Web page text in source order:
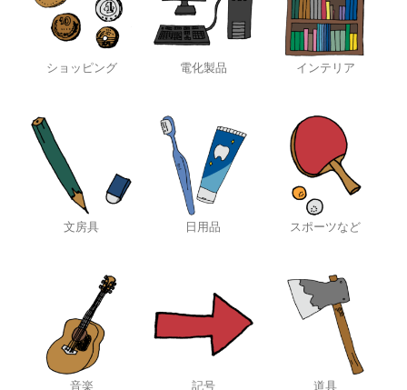
ショッピング 電化製品 インテリア
文房具 日用品 スポーツなど
音楽 記号 道具